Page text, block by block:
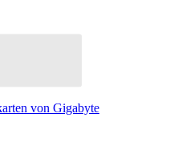
von Gigabyte